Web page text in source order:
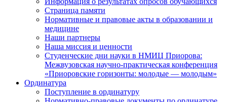
Страница памяти
Нормативные и правовые акты в образовании и
медицине
Наши партнеры
Наша миссия и ценности
Студенческие дни науки в НМИЦ Приорова:
Межвузовская научно-практическая конференция
«Приоровские горизонты: молодые — молодым»
Ординатура
Поступление в ординатуру